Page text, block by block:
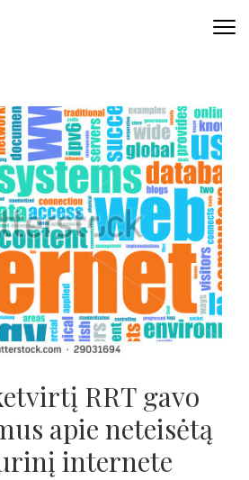
RRT gavo
apie neteisėtą
internete